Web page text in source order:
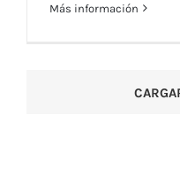
Más información